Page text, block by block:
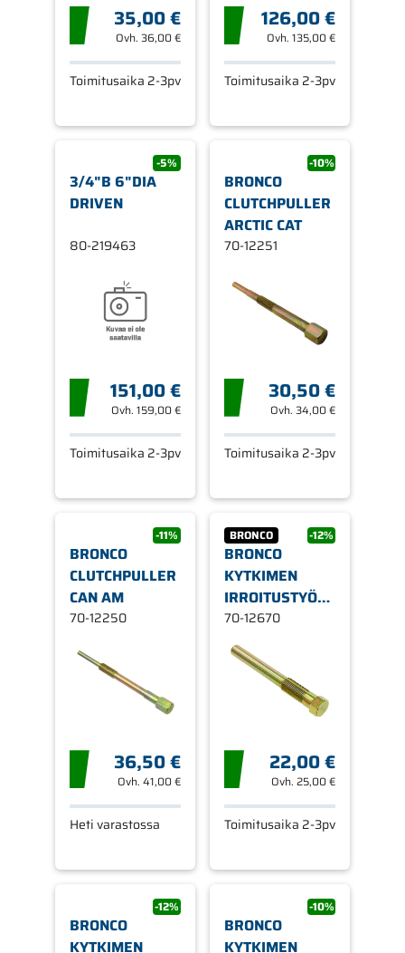
35,00 €
Ovh. 36,00 €
Toimitusaika 2-3pv
126,00 €
Ovh.135,00 €
Toimitusaika 2-3pv
-5%
3/4"B 6"DIA
DRIVEN
80-219463
151,00 €
Ovh. 159,00 €
Toimitusaika 2-3pv
-10%
BRONCO
CLUTCHPULLER
ARCTIC CAT
70-12251
30,50 €
Ovh.34,00 €
Toimitusaika 2-3pv
-11%
BRONCO
CLUTCHPULLER
CAN AM
70-12250
36,50 €
Ovh. 41,00 €
Heti varastossa
BRONCO -12%
BRONCO
KYTKIMEN
IRROITUSTYÖKALU
POLARIS
70-12670
22,00 €
Ovh.25,00 €
Toimitusaika 2-3pv
-12%
BRONCO
KYTKIMEN
-10%
BRONCO
KYTKIMEN